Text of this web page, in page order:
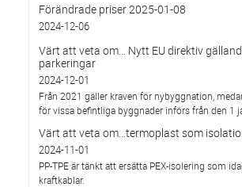
Förändrade priser 2025-01-08
2024-12-06
Värt att veta om… Nytt EU direktiv
parkeringar
2024-12-01
Från 2021 gäller kraven för nybyggnation,
för vissa befintliga byggnader införs från den 1
Värt att veta om…termoplast som
2024-11-01
PP-TPE är tänkt att ersätta PEX-isolering som
kraftkablar.